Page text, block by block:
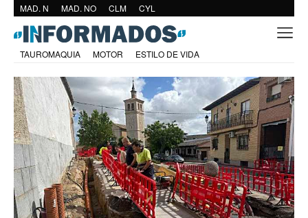
MAD. N MAD. NO CLM CYL
TAUROMAQUIA MOTOR ESTILO DE VIDA